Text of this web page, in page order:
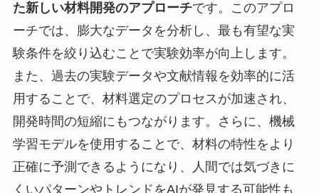
た新しい材料開発のアプローチです。このアプロ
ーチでは、膨大なデータを分析し、最も有望な実
験条件を絞り込むことで実験効率が向上します。
また、過去の実験データや文献情報を効率的に活
用することで、材料選定のプロセスが加速され、
開発時間の短縮にもつながります。さらに、機械
学習モデルを使用することで、材料の特性をより
正確に予測できるようになり、人間では気づきに
くいパターンやトレンドをAIが発見する可能性も